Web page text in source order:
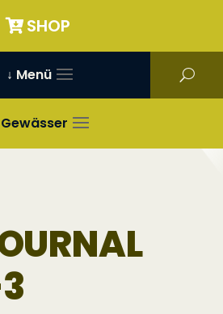
SHOP
↓ Menü
Gewässer